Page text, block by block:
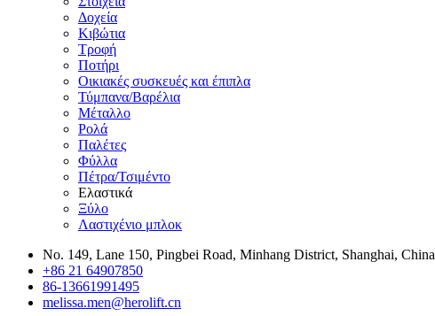
Δοχεία
Κιβώτια
Τροφή
Ποτήρι
Οικιακές συσκευές και έπιπλα
Τύμπανα/Βαρέλια
Μέταλλο
Ρολά
Παλέτες
Φύλλα
Πέτρα/Τσιμέντο
Ελαστικά
Ξύλο
Λαστιχένιο μπλοκ
No. 149, Lane 150, Pingbei Road, Minhang District, Shanghai, China
+86 21 64907850
86-13661991495
melissa.men@herolift.cn